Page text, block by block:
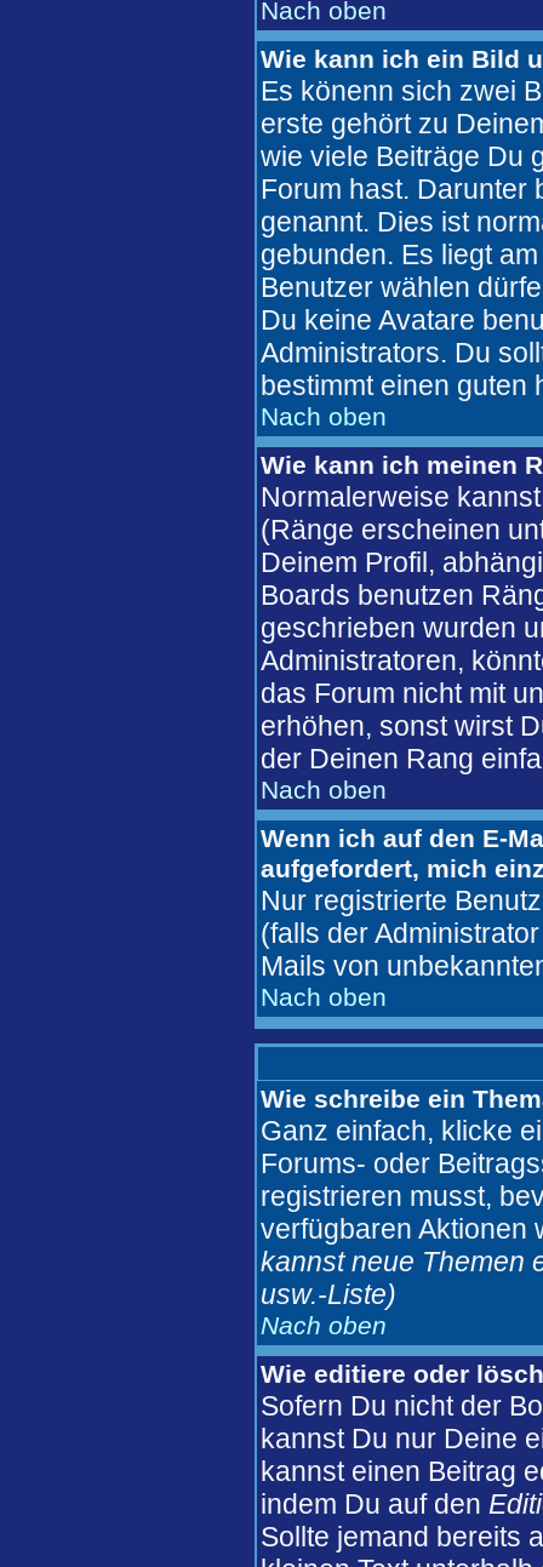
Nach oben
Wie kann ich ein Bild
Es könenn sich zwei
erste gehört zu
wie viele Beiträge Du
Forum hast. Darunter
genannt. Dies ist
gebunden. Es liegt
Benutzer wählen
Du keine Avatare
Administrators. Du
bestimmt einen guten
Nach oben
Wie kann ich meinen
Normalerweise
(Ränge erscheinen
Deinem Profil,
Boards benutzen
geschrieben wurden
Administratoren,
das Forum nicht mit
erhöhen, sonst wirst
der Deinen Rang
Nach oben
Wenn ich auf den E-
aufgefordert, mich
Nur registrierte
(falls der
Mails von
Nach oben
Wie schreibe ein
Ganz einfach, klicke
Forums- oder
registrieren musst,
verfügbaren Aktionen
kannst neue Themen
usw.-Liste)
Nach oben
Wie editiere oder
Sofern Du nicht der
kannst Du nur Deine
kannst einen Beitrag
indem Du auf den
Sollte jemand bereits